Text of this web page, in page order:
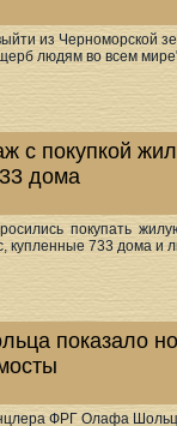
из Черноморской
людям во всем
с покупкой
дома
покупать
купленные 733 дома и
показало
ФРГ Олафа